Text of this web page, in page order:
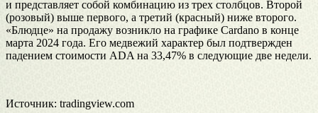
и представляет собой комбинацию из трех столбцов. Второй
(розовый) выше первого, а третий (красный) ниже второго.
«Блюдце» на продажу возникло на графике Cardano в конце
марта 2024 года. Его медвежий характер был подтвержден
падением стоимости ADA на 33,47% в следующие две недели.
Источник: tradingview.com